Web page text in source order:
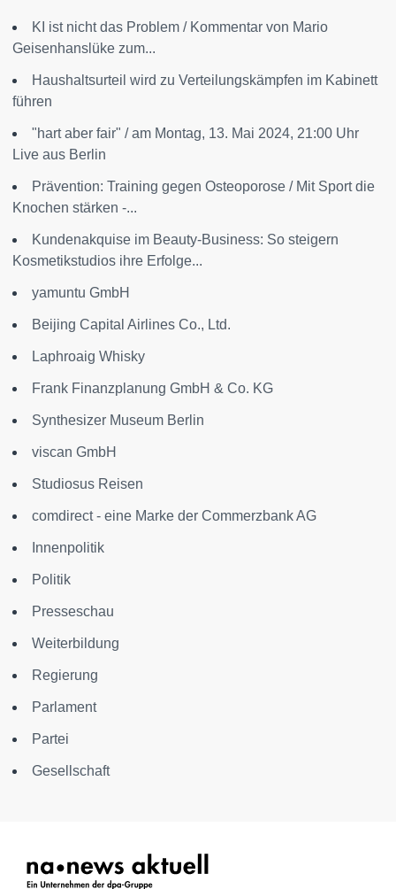
KI ist nicht das Problem / Kommentar von Mario
Geisenhanslüke zum...
Haushaltsurteil wird zu Verteilungskämpfen im Kabinett
führen
"hart aber fair" / am Montag, 13. Mai 2024, 21:00 Uhr
Live aus Berlin
Prävention: Training gegen Osteoporose / Mit Sport die
Knochen stärken -...
Kundenakquise im Beauty-Business: So steigern
Kosmetikstudios ihre Erfolge...
yamuntu GmbH
Beijing Capital Airlines Co., Ltd.
Laphroaig Whisky
Frank Finanzplanung GmbH & Co. KG
Synthesizer Museum Berlin
viscan GmbH
Studiosus Reisen
comdirect - eine Marke der Commerzbank AG
Innenpolitik
Politik
Presseschau
Weiterbildung
Regierung
Parlament
Partei
Gesellschaft